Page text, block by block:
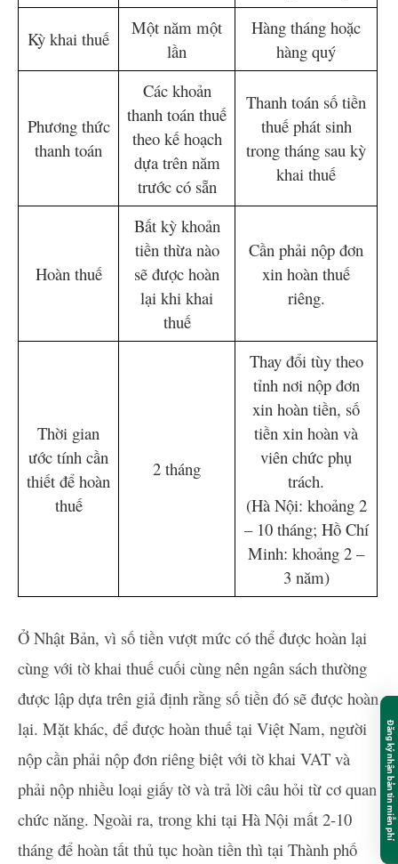
Kỳ khai thuế
Một năm một
lần
Hàng tháng hoặc
hàng quý
Phương thức
thanh toán
Các khoản
thanh toán thuế
theo kế hoạch
dựa trên năm
trước có sẵn
Thanh toán số tiền
thuế phát sinh
trong tháng sau kỳ
khai thuế
Hoàn thuế
Bất kỳ khoản
tiền thừa nào
sẽ được hoàn
lại khi khai
thuế
Cần phải nộp đơn
xin hoàn thuế
riêng.
Thời gian
ước tính cần
thiết để hoàn
thuế
2 tháng
Thay đổi tùy theo
tỉnh nơi nộp đơn
xin hoàn tiền, số
tiền xin hoàn và
viên chức phụ
trách.
(Hà Nội: khoảng 2
– 10 tháng; Hồ Chí
Minh: khoảng 2 –
3 năm)
Ở Nhật Bản, vì số tiền vượt mức có thể được hoàn lại
cùng với tờ khai thuế cuối cùng nên ngân sách thường
được lập dựa trên giả định rằng số tiền đó sẽ được hoàn
lại. Mặt khác, để được hoàn thuế tại Việt Nam, người
nộp cần phải nộp đơn riêng biệt với tờ khai VAT và
phải nộp nhiều loại giấy tờ và trả lời câu hỏi từ cơ quan
chức năng. Ngoài ra, trong khi tại Hà Nội mất 2-10
tháng để hoàn tất thủ tục hoàn tiền thì tại Thành phố
Đăng ký nhận bản tin miễn phí